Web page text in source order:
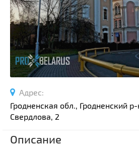
Спортивные сооружения
Производства
Ратуши
Родовые усадьбы
Садово-парковая
Озера и водоемы
Памятники
Адрес:
Гродненская обл., Гродненский р-
Свердлова, 2
Описание